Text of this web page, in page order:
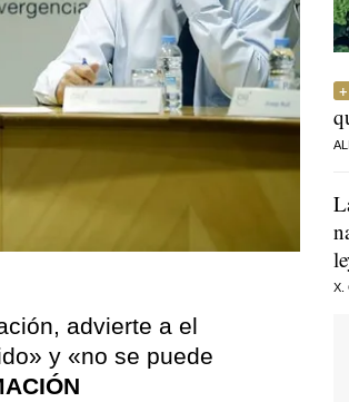
advierte a el
y «no se puede
X.